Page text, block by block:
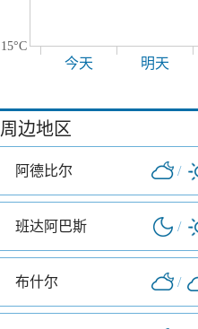
15°C
今天 明天
周边地区
阿德比尔 /
班达阿巴斯 /
布什尔 /